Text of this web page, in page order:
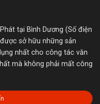
tại Bình Dương (Số điện
sở hữu những sản
nhất cho công tác văn
mà không phải mất công